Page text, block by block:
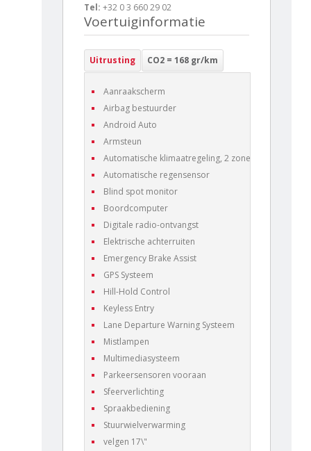
Tel: +32 0 3 660 29 02
Voertuiginformatie
Uitrusting CO2 = 168 gr/km
Aanraakscherm
Airbag bestuurder
Android Auto
Armsteun
Automatische klimaatregeling, 2 zones
Automatische regensensor
Blind spot monitor
Boordcomputer
Digitale radio-ontvangst
Elektrische achterruiten
Emergency Brake Assist
GPS Systeem
Hill-Hold Control
Keyless Entry
Lane Departure Warning Systeem
Mistlampen
Multimediasysteem
Parkeersensoren vooraan
Sfeerverlichting
Spraakbediening
Stuurwielverwarming
velgen 17\"